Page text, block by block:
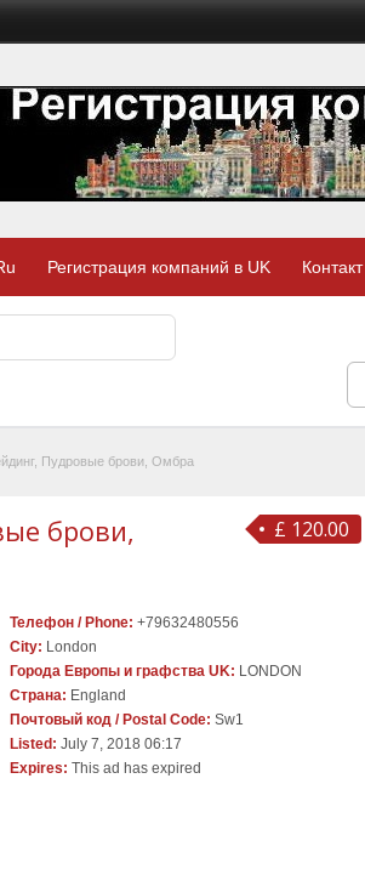
Регистрация компаний в UK Контакт
Пудровые брови, Омбра
£ 120.00
брови,
Телефон / Phone: +79632480556
City: London
Города Европы и графства UK: LONDON
Страна: England
Почтовый код / Postal Code: Sw1
Listed: July 7, 2018 06:17
Expires: This ad has expired